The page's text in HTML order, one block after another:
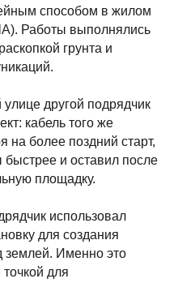
способом в жилом
Работы выполнялись
грунта и
другой подрядчик
кабель того же
на более поздний старт,
быстрее и оставил после
площадку.
использовал
для создания
землей. Именно это
для